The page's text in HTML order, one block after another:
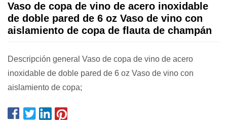
Vaso de copa de vino de acero inoxidable
de doble pared de 6 oz Vaso de vino con
aislamiento de copa de flauta de champán
Descripción general Vaso de copa de vino de acero
inoxidable de doble pared de 6 oz Vaso de vino con
aislamiento de copa;